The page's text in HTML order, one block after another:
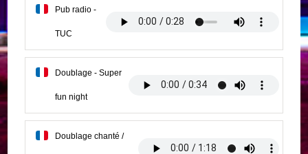
Pub radio -
TUC
Doublage - Super
fun night
Doublage chanté /